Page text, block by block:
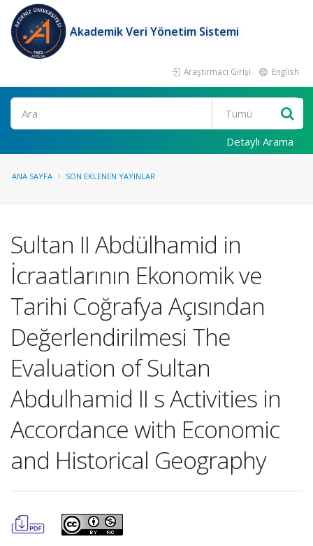
Akademik Veri Yönetim Sistemi
Araştırmacı Girişi English
Ara
Detaylı Arama
ANA SAYFA SON EKLENEN YAYINLAR
Sultan II Abdülhamid in
İcraatlarının Ekonomik ve
Tarihi Coğrafya Açısından
Değerlendirilmesi The
Evaluation of Sultan
Abdulhamid II s Activities in
Accordance with Economic
and Historical Geography